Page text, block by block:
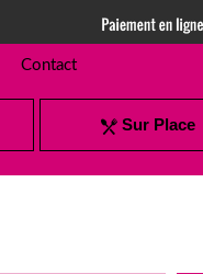
Contact
Sur Place